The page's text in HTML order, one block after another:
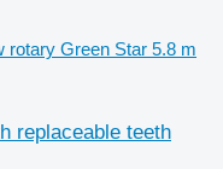
rotary Green Star 5.8 m
replaceable teeth